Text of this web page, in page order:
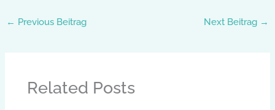
← Previous Beitrag Next Beitrag →
Related Posts